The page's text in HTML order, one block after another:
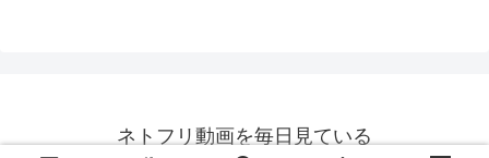
ネトフリ動画を毎日見ている